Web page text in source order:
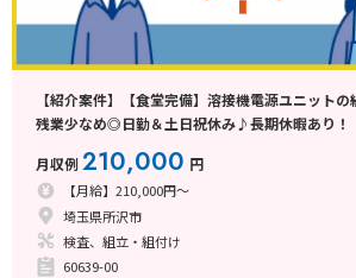
【紹介案件】【食堂完備】溶接機電源ユニット
残業少なめ◎日勤＆土日祝休み♪長期休暇あり！
月収例210,000 円
【月給】210,000円～
埼玉県所沢市
検査、組立・組付け
60639-00